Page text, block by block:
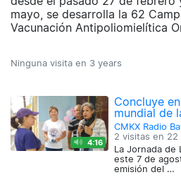
mayo, se desarrolla la 62
Vacunación Antipoliomielítica
Ninguna visita en 3 years
4:16
Concluye
mundial de
CMKX Radio
2 visitas en 22
La Jornada de
este 7 de
emisión del …